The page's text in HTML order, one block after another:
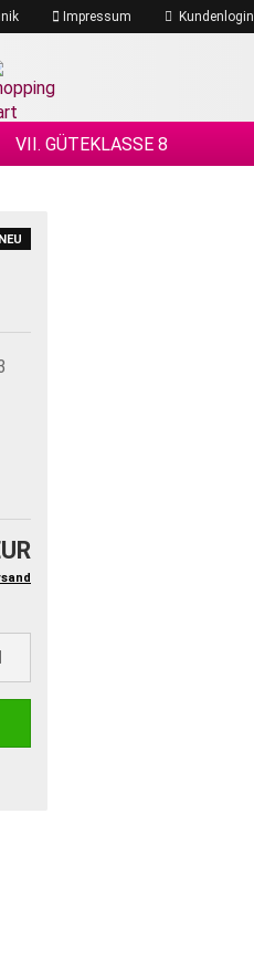
Impressum Kundenlogin
VII. GÜTEKLASSE 8
NEU